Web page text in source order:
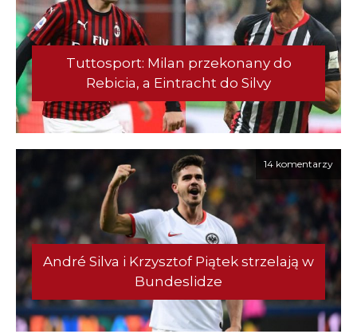
Tuttosport: Milan przekonany do
Rebicia, a Eintracht do Silvy
14 komentarzy
André Silva i Krzysztof Piątek strzelają w
Bundeslidze